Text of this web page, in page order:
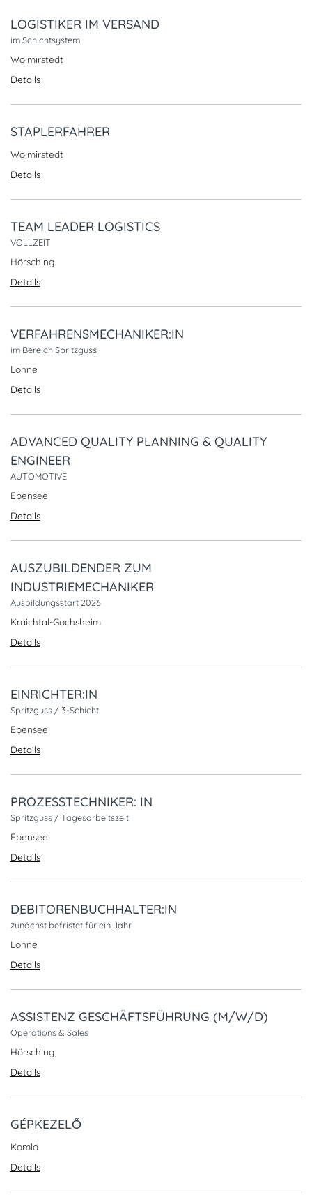
LOGISTIKER IM VERSAND
im Schichtsystem
Wolmirstedt
Details
STAPLERFAHRER
Wolmirstedt
Details
TEAM LEADER LOGISTICS
VOLLZEIT
Hörsching
Details
VERFAHRENSMECHANIKER:IN
im Bereich Spritzguss
Lohne
Details
ADVANCED QUALITY PLANNING & QUALITY
ENGINEER
AUTOMOTIVE
Ebensee
Details
AUSZUBILDENDER ZUM
INDUSTRIEMECHANIKER
Ausbildungsstart 2026
Kraichtal-Gochsheim
Details
EINRICHTER:IN
Spritzguss / 3-Schicht
Ebensee
Details
PROZESSTECHNIKER: IN
Spritzguss / Tagesarbeitszeit
Ebensee
Details
DEBITORENBUCHHALTER:IN
zunächst befristet für ein Jahr
Lohne
Details
ASSISTENZ GESCHÄFTSFÜHRUNG (M/W/D)
Operations & Sales
Hörsching
Details
GÉPKEZELŐ
Komló
Details